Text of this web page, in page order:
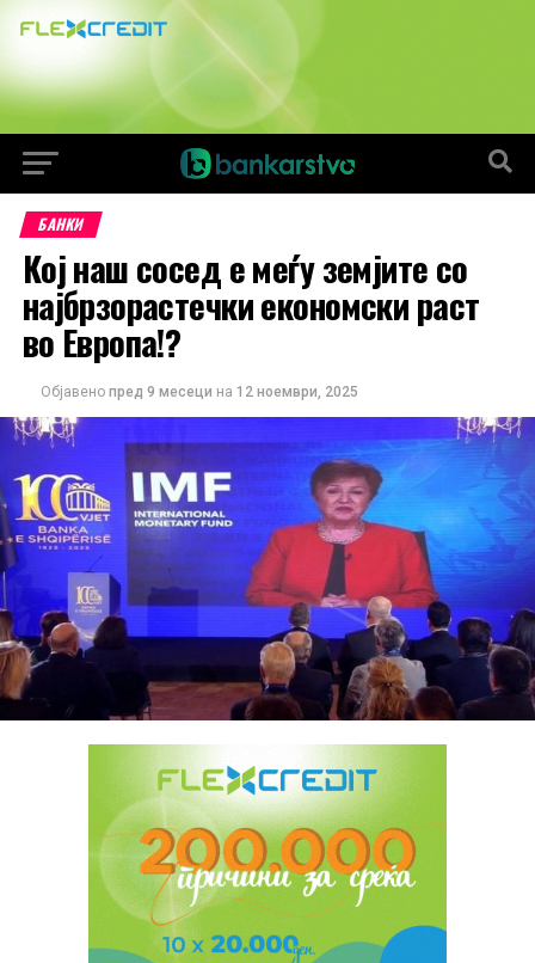
БАНКИ
Кој наш сосед е меѓу земјите со
најбрзорастечки економски раст
во Европа!?
Објавено пред 9 месеци на 12 ноември, 2025